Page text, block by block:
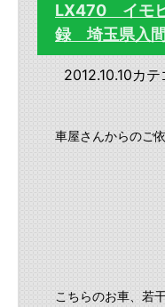
LX470 イモ
録 埼玉県入
2012.10.10カテ
車屋さんからのご依
こちらのお車、若